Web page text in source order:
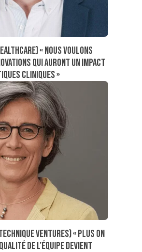
« Nous voulons
qui auront un impact
cliniques »
Ventures) « Plus on
de l’équipe devient